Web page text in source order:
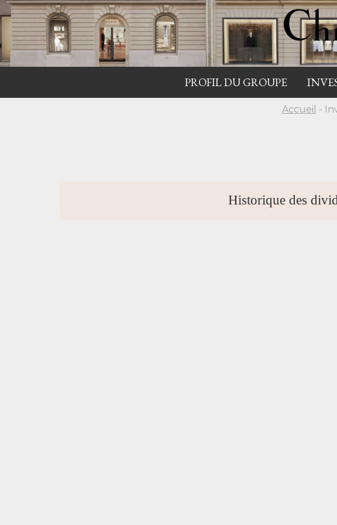
PROFIL DU GROUPE
Accueil -
Historique des